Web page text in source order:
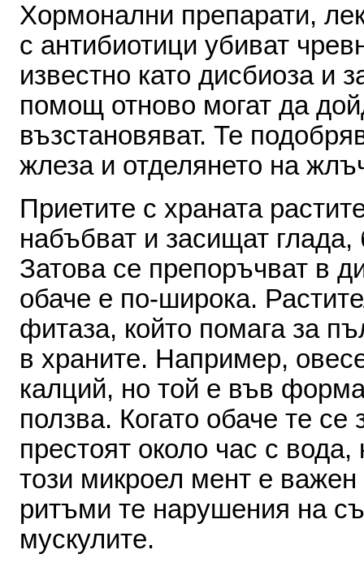
Хормонални препарати,
с антибиотици убиват
известно ка­то дисбиоза и
помощ от­ново могат да
възстановяват. Те
жлеза и отделянето на
Приетите с храната
набъбват и засищат глада,
Затова се препоръчват в
обаче е по-широка.
фитаза, който помага за
в храните. Нап­ример,
калций, но той е във
ползва. Когато обаче те се
престоят около час с вода,
този микроел мент е важен
ритъми те нарушения на
мускулите.